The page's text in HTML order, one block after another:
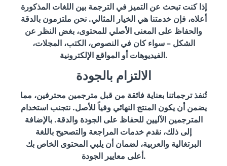
إذا كنت تبحث عن التميز في الترجمة بين اللغات المذكورة
أعلاه، فإن خدمتنا هي الخيار المثالي. نحن ملتزمون بالدقة
والحفاظ على المعنى الأصلي للمحتوى، بغض النظر عن
الشكل – سواء كان في النصوص، الكتب، المجلات،
الفيديوهات أو المواقع الإلكترونية.
الالتزام بالجودة
تُنفذ ترجماتنا بعناية فائقة من قبل مترجمين محترفين، مما
يضمن أن يكون المنتج النهائي وفياً للأصل. نتجنب استخدام
المترجمين الآليين للحفاظ على الجودة والدقة. بالإضافة
إلى ذلك، نقدم خدمات المراجعة والتصحيح باللغة
البرتغالية والعربية، لضمان أن يلبي المحتوى الخاص بك
أعلى معايير الجودة.